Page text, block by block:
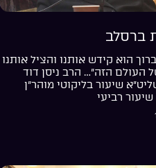
ברסלב
הוא קידש אותנו והציל אותנו
העולם הזה”… הרב ניסן דוד
שיעור בליקוטי מוהר”ן
שיעור רביעי